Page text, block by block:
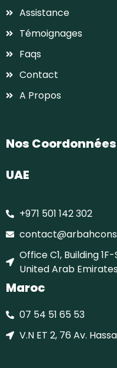
Assistance
Témoignages
Faqs
Contact
A Propos
Nos Coordonnées
UAE
+971 501 142 302
Office C1, Building
United Arab Emirates
Maroc
07 54 51 65 53
V.N ET 2, 76 Av.